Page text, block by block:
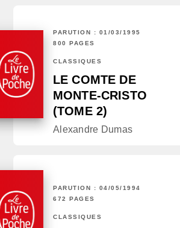
PARUTION : 01/03/1995
800 PAGES
CLASSIQUES
LE COMTE DE
MONTE-CRISTO
(TOME 2)
Alexandre Dumas
PARUTION : 04/05/1994
672 PAGES
CLASSIQUES